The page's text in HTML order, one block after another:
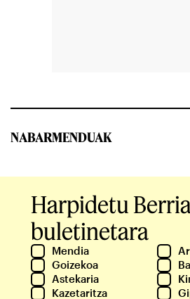
NABARMENDUAK
Harpidetu
buletinetara
Mendia
Goizekoa
Astekaria
Kazetaritza